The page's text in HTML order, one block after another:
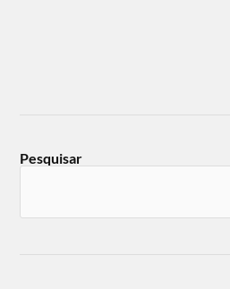
Pesquisar